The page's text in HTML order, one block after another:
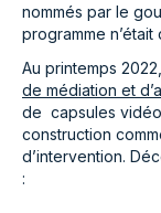
nommés par le
programme n’était
Au printemps
de médiation et
de capsules
construction
d’intervention.
: